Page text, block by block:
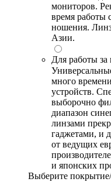
мониторов.
время работы
ношения.
Азии.
Для работы
много
устройств.
выборочно
диапазон
линзами
гаджетами, и
от ведущих
и японских
Выберите